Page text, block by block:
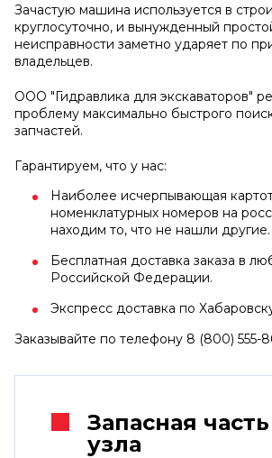
Зачастую машина используется в
круглосуточно, и вынужденный
неисправности заметно ударяет по
владельцев.
ООО "Гидравлика для экскаваторов"
проблему максимально быстрого
запчастей.
Гарантируем, что у нас:
Наиболее исчерпывающая
номенклатурных номеров на
находим то, что не нашли другие.
Бесплатная доставка заказа в
Российской Федерации.
Экспресс доставка по
Заказывайте по телефону 8 (800) 555-
Запасная
узла